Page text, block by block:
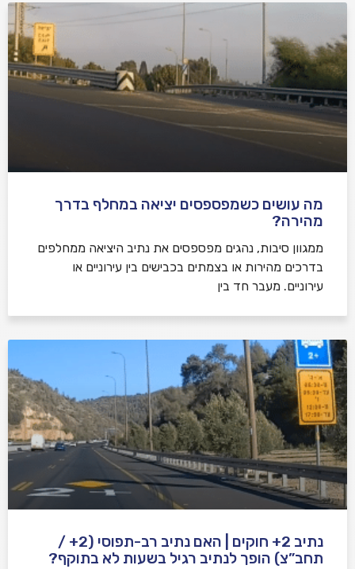
מה עושים כשמפספסים יציאה במחלף בדרך
מהירה?
ממגוון סיבות, נהגים מפספסים את נתיב היציאה ממחלפים
בדרכים מהירות או בצמתים בכבישים בין עירוניים או
עירוניים. מעבר חד בין
נתיב 2+ חוקים | האם נתיב רב-תפוסי (2+ /
תחב”צ) הופך לנתיב רגיל בשעות לא בתוקף?